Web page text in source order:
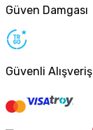
Güven Damgası
Güvenli Alışveriş